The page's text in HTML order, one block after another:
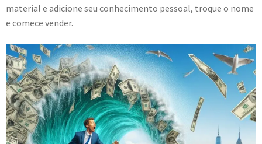
material e adicione seu conhecimento pessoal, troque o nome
e comece vender.